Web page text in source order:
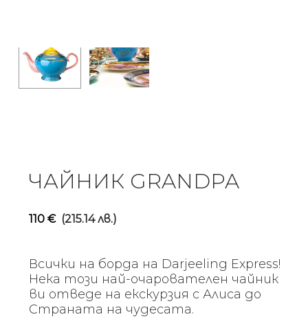
ЧАЙНИК GRANDPA
110 € (215.14 лв.)
Всички на борда на Darjeeling Express!
Нека този най-очарователен чайник
ви отведе на екскурзия с Алиса до
Страната на чудесата.